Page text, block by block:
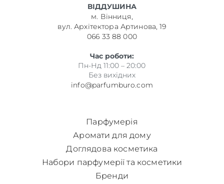
ВІДДУШИНА
м. Вінниця,
вул. Архітектора Артинова, 19
066 33 88 000
Час роботи:
Пн-Нд 11:00 – 20:00
Без вихідних
info@parfumburo.com
Парфумерія
Аромати для дому
Доглядова косметика
Набори парфумерії та косметики
Бренди